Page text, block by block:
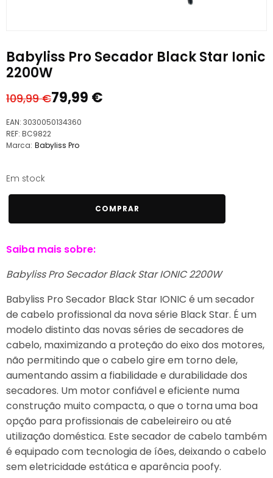
Babyliss Pro Secador Black Star Ionic
2200W
109,99€
O
preço
original
era:
79,99 €
O
preço
atual
é:
EAN: 3030050134360
REF: BC9822
Marca: Babyliss Pro
Em stock
de
Pro
Black
Star
Ionic
2200W
COMPRAR
Saiba mais sobre:
Babyliss Pro Secador Black Star IONIC 2200W
Babyliss Pro Secador Black Star IONIC é um secador
de cabelo profissional da nova série Black Star. É um
modelo distinto das novas séries de secadores de
cabelo, maximizando a proteção do eixo dos motores,
não permitindo que o cabelo gire em torno dele,
aumentando assim a fiabilidade e durabilidade dos
secadores. Um motor confiável e eficiente numa
construção muito compacta, o que o torna uma boa
opção para profissionais de cabeleireiro ou até
utilização doméstica. Este secador de cabelo também
é equipado com tecnologia de íões, deixando o cabelo
sem eletricidade estática e aparência poofy.